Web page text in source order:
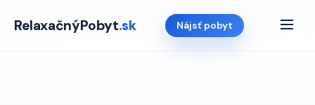
RelaxačnýPobyt.sk Nájsť pobyt
Camping Residence Village
(Treporti)